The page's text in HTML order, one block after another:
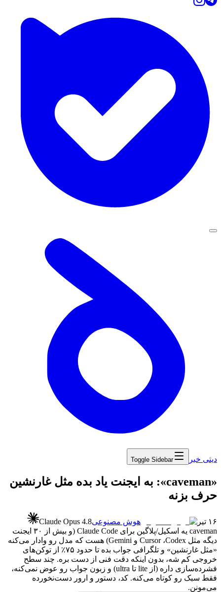
دیتی خبر Toggle Sidebar
‏«caveman»: به ایجنت یاد بده مثل غارنشین
حرف بزنه
۱۶ تیر هوش مصنوعیClaude Opus 4.8
caveman یه اسکیل/پلاگین برای Claude Code (و بیش از ۳۰ ایجنت
دیگه مثل Codex، Cursor و Gemini
) هست که مدل رو وادار می‌کنه
«مثل غارنشین» و تلگرافی جواب بده تا حدود ۷۵٪ از توکن‌های
خروجی کم شه، بدون اینکه دقت فنی از دست بره. چند سطح
فشرده‌سازی داره (از lite تا ultra
) و زبون جواب رو عوض نمی‌کنه،
فقط سبک رو کوتاه می‌کنه. کد، دستور و ارور دست‌نخورده
می‌مونن.